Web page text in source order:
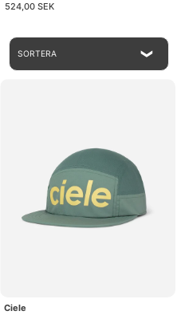
524,00 SEK
SORTERA
Ciele